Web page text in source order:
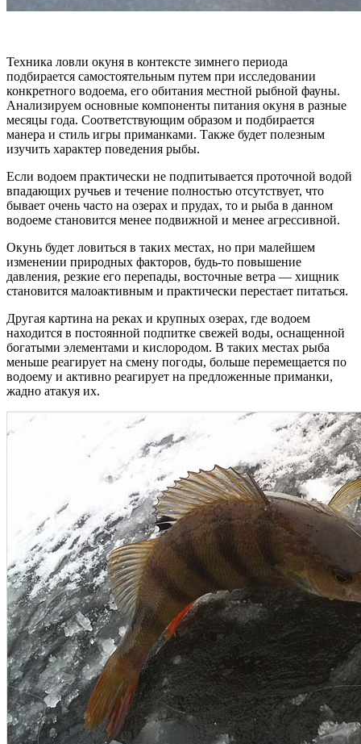
Техника ловли окуня в контексте зимнего периода
подбирается самостоятельным путем при исследовании
конкретного водоема, его обитания местной рыбной фауны.
Анализируем основные компоненты питания окуня в разные
месяцы года. Соответствующим образом и подбирается
манера и стиль игры приманками. Также будет полезным
изучить характер поведения рыбы.
Если водоем практически не подпитывается проточной водой
впадающих ручьев и течение полностью отсутствует, что
бывает очень часто на озерах и прудах, то и рыба в данном
водоеме становится менее подвижной и менее агрессивной.
Окунь будет ловиться в таких местах, но при малейшем
изменении природных факторов, будь-то повышение
давления, резкие его перепады, восточные ветра — хищник
становится малоактивным и практически перестает питаться.
Другая картина на реках и крупных озерах, где водоем
находится в постоянной подпитке свежей воды, оснащенной
богатыми элементами и кислородом. В таких местах рыба
меньше реагирует на смену погоды, больше перемещается по
водоему и активно реагирует на предложенные приманки,
жадно атакуя их.